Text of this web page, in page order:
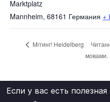
Marktplatz
Mannheim, 68161 Германия +
Мітинг! Heidelberg
мовами.
Если у вас есть